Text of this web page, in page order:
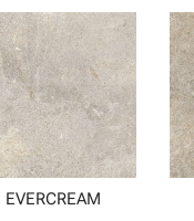
EVERCREAM